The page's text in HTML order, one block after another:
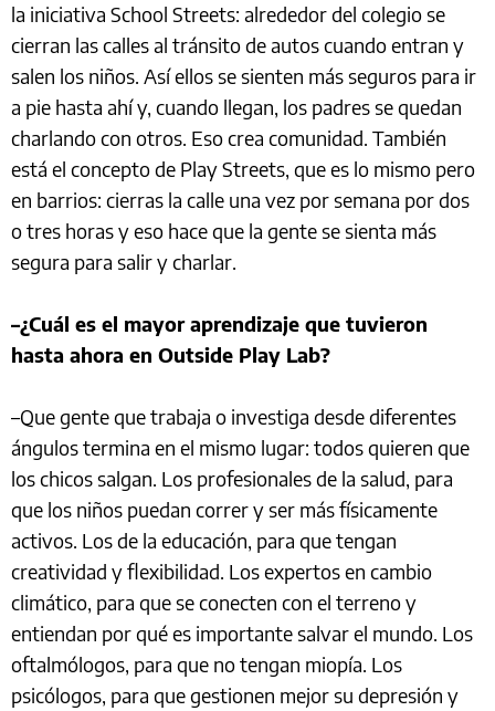
la iniciativa School Streets: alrededor del colegio se
cierran las calles al tránsito de autos cuando entran y
salen los niños. Así ellos se sienten más seguros para ir
a pie hasta ahí y, cuando llegan, los padres se quedan
charlando con otros. Eso crea comunidad. También
está el concepto de Play Streets, que es lo mismo pero
en barrios: cierras la calle una vez por semana por dos
o tres horas y eso hace que la gente se sienta más
segura para salir y charlar.
–¿Cuál es el mayor aprendizaje que tuvieron
hasta ahora en Outside Play Lab?
–Que gente que trabaja o investiga desde diferentes
ángulos termina en el mismo lugar: todos quieren que
los chicos salgan. Los profesionales de la salud, para
que los niños puedan correr y ser más físicamente
activos. Los de la educación, para que tengan
creatividad y flexibilidad. Los expertos en cambio
climático, para que se conecten con el terreno y
entiendan por qué es importante salvar el mundo. Los
oftalmólogos, para que no tengan miopía. Los
psicólogos, para que gestionen mejor su depresión y